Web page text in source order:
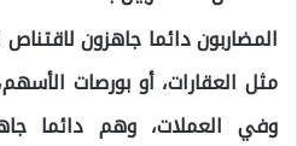
المضاربون دائما جاهزون
مثل العقارات، أو بورصات
وفي العملات، وهم دائما